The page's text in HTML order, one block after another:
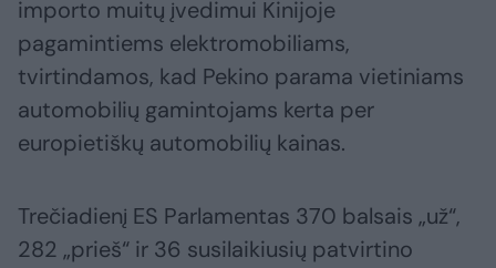
importo muitų įvedimui Kinijoje
pagamintiems elektromobiliams,
tvirtindamos, kad Pekino parama vietiniams
automobilių gamintojams kerta per
europietiškų automobilių kainas.
Trečiadienį ES Parlamentas 370 balsais „už“,
282 „prieš“ ir 36 susilaikiusių patvirtino